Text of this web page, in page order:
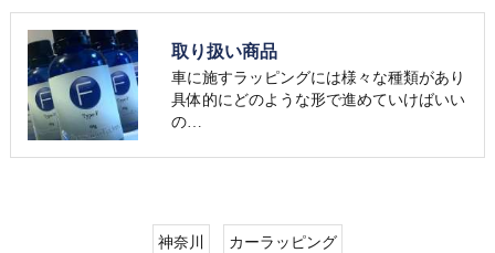
取り扱い商品
車に施すラッピングには様々な種類があり
具体的にどのような形で進めていけばいい
の…
神奈川 カーラッピング